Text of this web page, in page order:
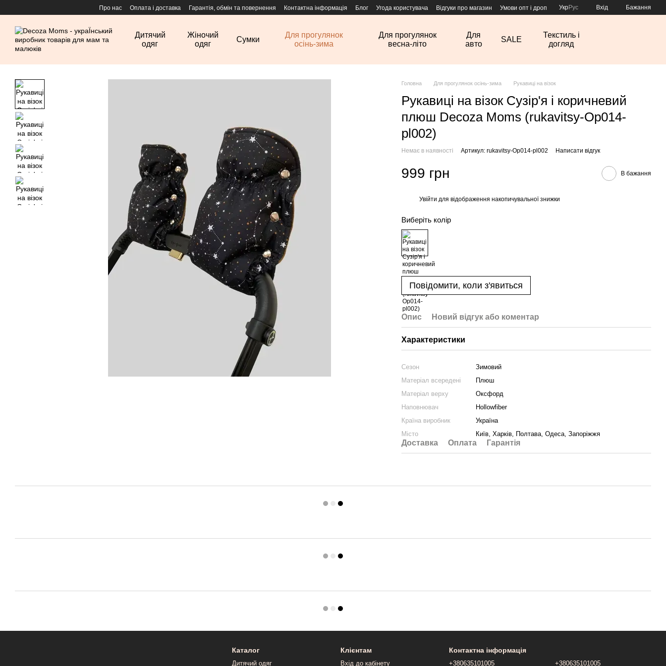
Перейти до основного контентуПро нас Оплата і доставка Гарантія, обмін та повернення Контактна інформація Блог Угода користувача Відгуки про магазин Умови опт і дроп УкрРус Вхід Бажання
Дитячий
одяг
Жіночий
одяг
Сумки
Для прогулянок
осінь-зима
Для прогулянок
весна-літо
Для
авто
SALE
Текстиль і
догляд
Головна Для прогулянок осінь-зима Рукавиці на візок
Рукавиці на візок Сузір'я і коричневий
плюш Decoza Moms (rukavitsy-Op014-
pl002)
Немає в наявності Артикул: rukavitsy-Op014-pl002 Написати відгук
999 грн В бажання
Увійти для відображення накопичувальної знижки
Виберіть колір
Повідомити, коли з'явиться
Опис Новий відгук або коментар
Характеристики
Сезон
Зимовий
Матеріал всередені
Плюш
Матеріал верху
Оксфорд
Наповнювач
Hollowfiber
Країна виробник
Україна
Місто
Київ, Харків, Полтава, Одеса, Запоріжжя
Доставка Оплата Гарантія
Каталог
Дитячий одяг
Клієнтам
Вхід до кабінету
Контактна інформація
+380635101005 +380635101005